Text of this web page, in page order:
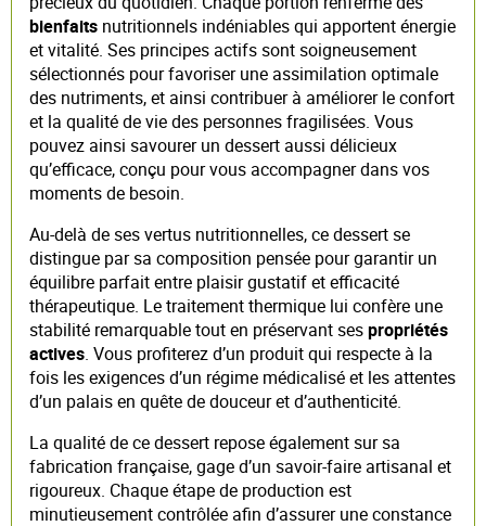
bienfaits nutritionnels indéniables qui apportent énergie
et vitalité. Ses principes actifs sont soigneusement
sélectionnés pour favoriser une assimilation optimale
des nutriments, et ainsi contribuer à améliorer le confort
et la qualité de vie des personnes fragilisées. Vous
pouvez ainsi savourer un dessert aussi délicieux
qu’efficace, conçu pour vous accompagner dans vos
moments de besoin.
Au-delà de ses vertus nutritionnelles, ce dessert se
distingue par sa composition pensée pour garantir un
équilibre parfait entre plaisir gustatif et efficacité
thérapeutique. Le traitement thermique lui confère une
stabilité remarquable tout en préservant sespropriétés
actives. Vous profiterez d’un produit qui respecte à la
fois les exigences d’un régime médicalisé et les attentes
d’un palais en quête de douceur et d’authenticité.
La qualité de ce dessert repose également sur sa
fabrication française, gage d’un savoir-faire artisanal et
rigoureux. Chaque étape de production est
minutieusement contrôlée afin d’assurer une constance